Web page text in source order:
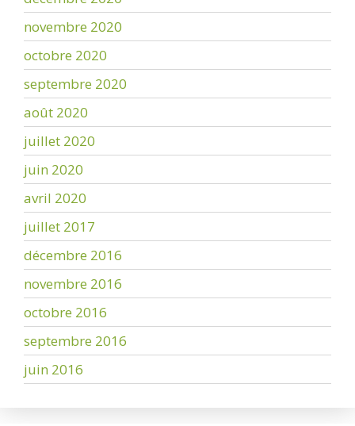
novembre 2020
octobre 2020
septembre 2020
août 2020
juillet 2020
juin 2020
avril 2020
juillet 2017
décembre 2016
novembre 2016
octobre 2016
septembre 2016
juin 2016